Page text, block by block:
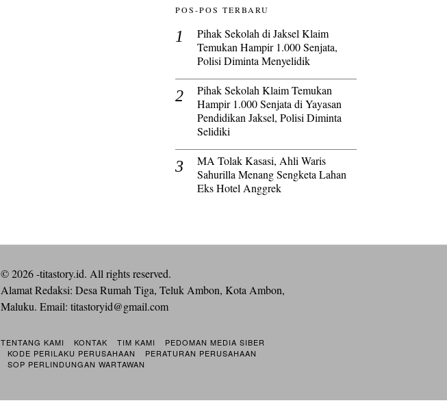
POS-POS TERBARU
Pihak Sekolah di Jaksel Klaim
Temukan Hampir 1.000 Senjata,
Polisi Diminta Menyelidik
Pihak Sekolah Klaim Temukan
Hampir 1.000 Senjata di Yayasan
Pendidikan Jaksel, Polisi Diminta
Selidiki
MA Tolak Kasasi, Ahli Waris
Sahurilla Menang Sengketa Lahan
Eks Hotel Anggrek
©2026-titastory.id. All rights reserved.
Alamat Redaksi: Desa Rumah Tiga, Teluk Ambon, Kota Ambon,
Maluku. Email: titastoryid@gmail.com
TENTANG KAMI KONTAK TIM KAMI
PEDOMAN MEDIA SIBER
KODE PERILAKU PERUSAHAAN
PERATURAN PERUSAHAAN
SOP PERLINDUNGAN WARTAWAN